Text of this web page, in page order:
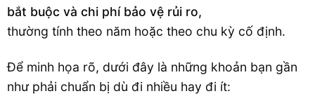
bắt buộc và chi phí bảo vệ rủi ro,
thường tính theo năm hoặc theo chu kỳ cố định.
Để minh họa rõ, dưới đây là những khoản bạn gần
như phải chuẩn bị dù đi nhiều hay đi ít: